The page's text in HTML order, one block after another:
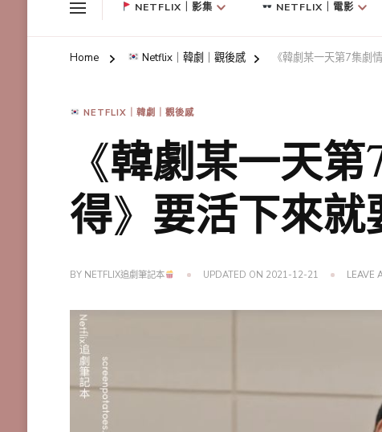
NETFLIX｜影集 NETFLIX｜電影
Home Netflix｜韓劇｜觀後感 《韓劇某一天第7集劇
NETFLIX｜韓劇｜觀後感
《韓劇某一天
得》要活下來就
BY NETFLIX追劇筆記本 UPDATED ON 2021-12-21 LEAVE